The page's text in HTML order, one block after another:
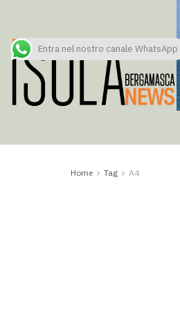
Home Tag A4
Entra nel nostro canale WhatsApp